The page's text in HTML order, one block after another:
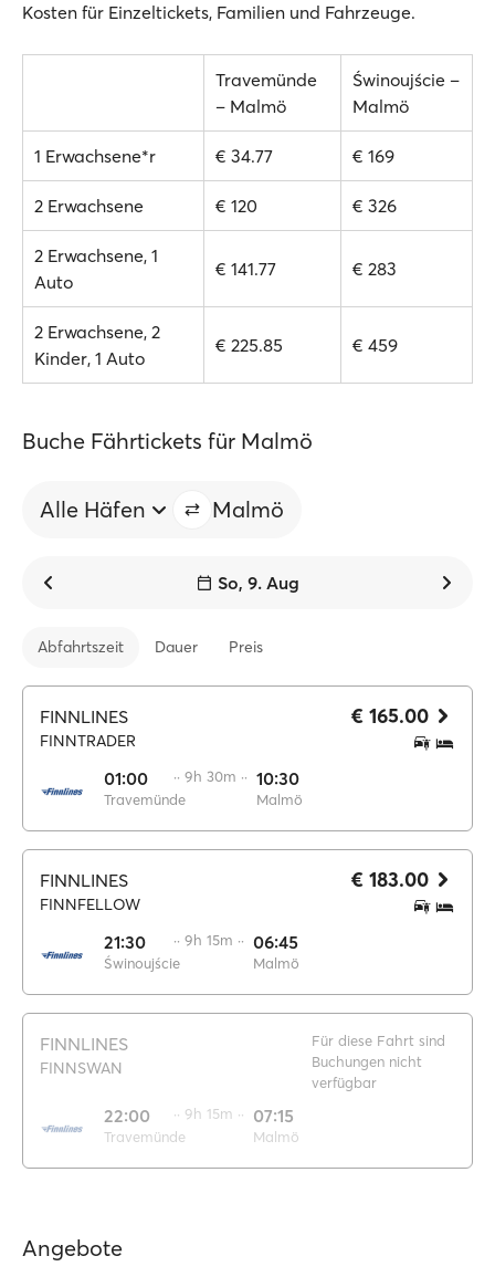
Kosten für Einzeltickets, Familien und Fahrzeuge.
Travemünde
– Malmö
Świnoujście –
Malmö
1 Erwachsene*r € 34.77 € 169
2 Erwachsene € 120 € 326
2 Erwachsene, 1
Auto
€ 141.77 € 283
2 Erwachsene, 2
Kinder, 1 Auto
€ 225.85 € 459
Buche Fährtickets für Malmö
Alle Häfen Malmö
So, 9. Aug
Abfahrtszeit Dauer Preis
FINNLINES
FINNTRADER
01:00
Travemünde
·· 9h 30m ·· 10:30
Malmö
€ 165.00
FINNLINES
FINNFELLOW
21:30
Świnoujście
·· 9h 15m ·· 06:45
Malmö
€ 183.00
FINNLINES
FINNSWAN
22:00
Travemünde
·· 9h 15m ·· 07:15
Malmö
Für diese Fahrt sind
Buchungen nicht
verfügbar
Angebote